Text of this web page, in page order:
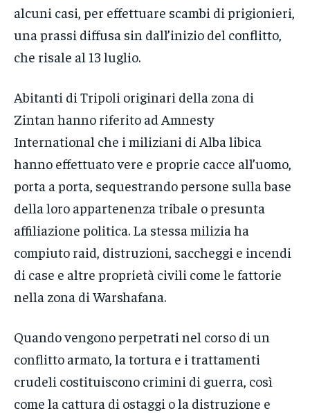
alcuni casi, per effettuare scambi di prigionieri,
una prassi diffusa sin dall’inizio del conflitto,
che risale al 13 luglio.
Abitanti di Tripoli originari della zona di
Zintan hanno riferito ad Amnesty
International che i miliziani di Alba libica
hanno effettuato vere e proprie cacce all’uomo,
porta a porta, sequestrando persone sulla base
della loro appartenenza tribale o presunta
affiliazione politica. La stessa milizia ha
compiuto raid, distruzioni, saccheggi e incendi
di case e altre proprietà civili come le fattorie
nella zona di Warshafana.
Quando vengono perpetrati nel corso di un
conflitto armato, la tortura e i trattamenti
crudeli costituiscono crimini di guerra, così
come la cattura di ostaggi o la distruzione e